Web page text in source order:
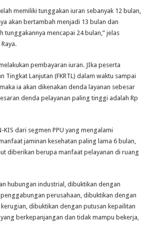
memiliki tunggakan iuran sebanyak 12 bulan,
akan bertambah menjadi 13 bulan dan
tunggakannya mencapai 24 bulan,” jelas
pembayaran iuran. JIka peserta
Tingkat Lanjutan (FKRTL) dalam waktu sampai
ia akan dikenakan denda layanan sebesar
denda pelayanan paling tinggi adalah Rp
KIS dari segmen PPU yang mengalami
jaminan kesehatan paling lama 6 bulan,
diberikan berupa manfaat pelayanan di ruang
hubungan industrial, dibuktikan dengan
perusahaan, dibuktikan dengan
dibuktikan dengan putusan kepailitan
berkepanjangan dan tidak mampu bekerja,